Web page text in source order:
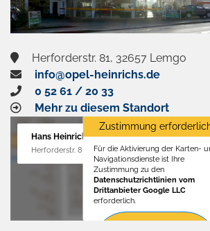
Herforderstr. 81, 32657 Lemgo
info@opel-heinrichs.de
0 52 61 / 20 33
Mehr zu diesem Standort
Hans Heinrichs GmbH
Herforderstr. 81, 32657 Lemgo
Zustimmung
Für die Aktivierung der Karten-
Navigationsdienste ist Ihre
Zustimmung zu den
Datenschutzrichtlinien vom
Drittanbieter Google LLC
erforderlich.